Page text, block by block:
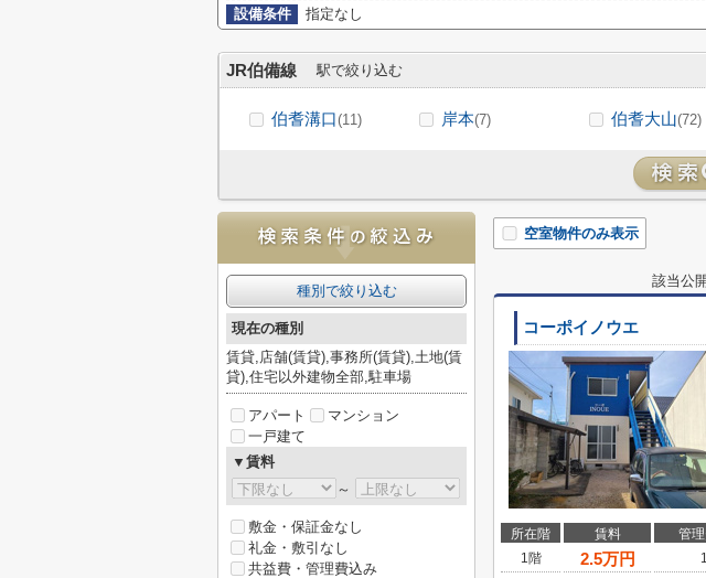
設備条件
指定なし
JR伯備線 駅で絞り込む
伯耆溝口(11) 岸本(7) 伯耆大山(72)
空室物件のみ表示
該当公
コーポイノウエ
所在階 賃料 管
1階
2.5万円
種別で絞り込む
現在の種別
賃貸,店舗(賃貸),事務所(賃貸),土地(賃
貸),住宅以外建物全部,駐車場
アパート
マンション
一戸建て
▼賃料
～
敷金・保証金なし
礼金・敷引なし
共益費・管理費込み